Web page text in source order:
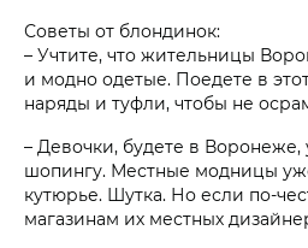
Советы от блондинок:
– Учтите, что жительницы
и модно одетые. Поедете в
наряды и туфли, чтобы не
– Девочки, будете в Воронеже,
шопингу. Местные модницы
кутюрье. Шутка. Но если по-
магазинам их местных